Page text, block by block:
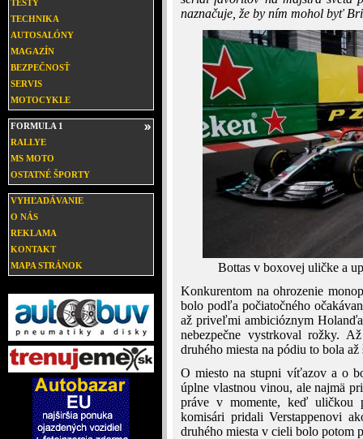
TESTY
TECHNIKA
AUTOSALÓNY
MAGAZÍN
BEZPEČNOSŤ
SERVIS
MOTOCYKLE
FORMULA 1
RALLYE
MS MOTO
OSTATNÉ ŠPORTY
VYHĽADÁVANIE
O NÁS
REKLAMA
KONTAKT
MAPA STRÁNOK
naznačuje, že by ním mohol byť
Bottas v boxovej uličke a
Konkurentom na ohrozenie
bolo podľa počiatočného
až priveľmi ambicióznym
nebezpečne vystrkoval rožky.
druhého miesta na pódiu to bola
O miesto na stupni víťazov a o
úplne vlastnou vinou, ale najmä
práve v momente, keď uličkou
komisári pridali Verstappenovi
druhého miesta v cieli bolo potom